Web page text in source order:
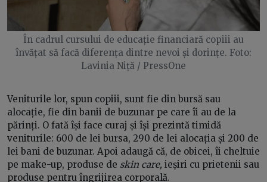
În cadrul cursului de educație financiară copiii au
învățat să facă diferența dintre nevoi și dorințe. Foto:
Lavinia Niță / PressOne
Veniturile lor, spun copiii, sunt fie din bursă sau
alocație, fie din banii de buzunar pe care îi au de la
părinți. O fată își face curaj și își prezintă timidă
veniturile: 600 de lei bursa, 290 de lei alocația și 200 de
lei bani de buzunar. Apoi adaugă că, de obicei, îi cheltuie
pe make-up, produse de skin care, ieșiri cu prietenii sau
produse pentru îngrijirea corporală.